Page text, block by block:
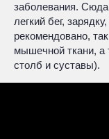
заболевания.
легкий бег,
рекомендовано,
мышечной ткани, а
столб и суставы).